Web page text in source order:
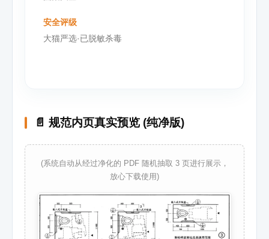
安全评级
大猫严选·已脱敏杀毒
📄 规范内页真实预览 (纯净版)
(系统自动从经过净化的 PDF 随机抽取 3 页进行展示，
放心下载使用)